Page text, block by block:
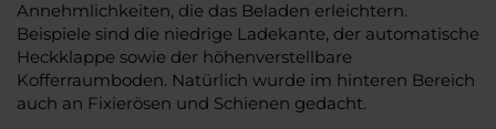
Annehmlichkeiten, die das Beladen erleichtern.
Beispiele sind die niedrige Ladekante, der automatische
Heckklappe sowie der höhenverstellbare
Kofferraumboden. Natürlich wurde im hinteren Bereich
auch an Fixierösen und Schienen gedacht.